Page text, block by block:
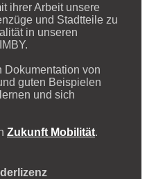
ihrer Arbeit unsere
und Stadtteile zu
in unseren
Dokumentation von
guten Beispielen
und sich
Zukunft Mobilität.